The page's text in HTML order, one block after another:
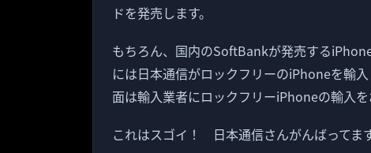
ドを発売します。
もちろん、国内のSoftBankが発売する
には日本通信がロックフリーのiPhoneを輸
面は輸入業者にロックフリーiPhoneの輸入を
これはスゴイ！ 日本通信さんがんばってま